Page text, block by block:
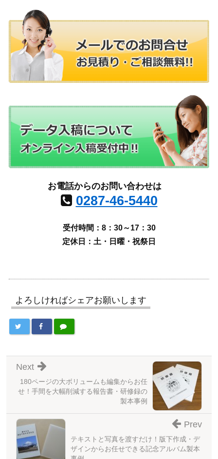
お電話からのお問い合わせは
0287-46-5440
受付時間：8：30～17：30
定休日：土・日曜・祝祭日
よろしければシェアお願いします
180ページの大ボリュームも編集からお任
せ！手間を大幅削減する報告書・研修録の
製本事例
Next
テキストと写真を渡すだけ！版下作成・デ
ザインからお任せできる記念アルバム製本
Prev